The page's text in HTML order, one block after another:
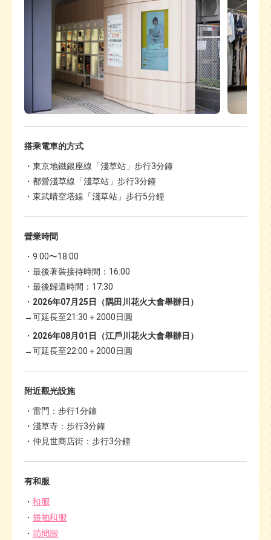
搭乘電車的方式
東京地鐵銀座線「淺草站」步行3分鐘
都營淺草線「淺草站」步行3分鐘
東武晴空塔線「淺草站」步行5分鐘
營業時間
9:00〜18:00
最後著裝接待時間：16:00
最後歸還時間：17:30
2026年07月25日（隅田川花火大會舉辦日）
→可延長至21:30＋2000日圓
2026年08月01日（江戶川花火大會舉辦日）
→可延長至22:00＋2000日圓
附近觀光設施
雷門：步行1分鐘
淺草寺：步行3分鐘
仲見世商店街：步行3分鐘
有和服
和服
振袖和服
訪問服